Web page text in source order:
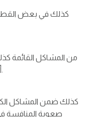
كذلك في بعض
من المشاكل القائمة
أو التنفيذي في حال وجود نزاعات.
كذلك ضمن المشاكل
صعوبة المنافسة